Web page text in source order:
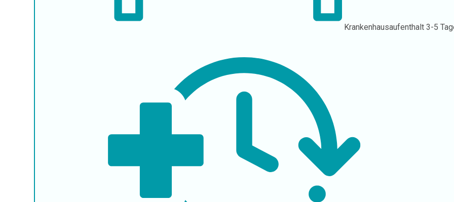
Krankenhausaufenthalt3-5